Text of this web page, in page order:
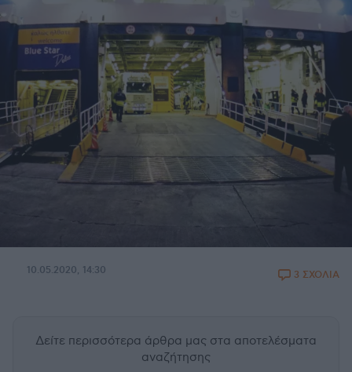
10.05.2020, 14:30 3 ΣΧΟΛΙΑ
Δείτε περισσότερα άρθρα μας στα αποτελέσματα
αναζήτησης